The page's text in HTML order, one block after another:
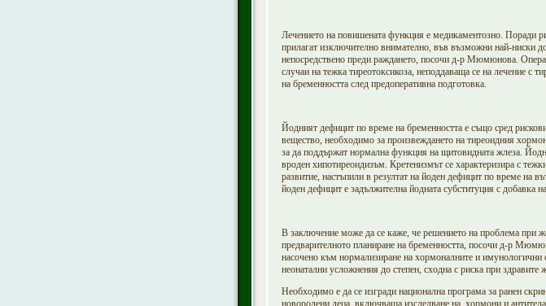
Лечението на повишената функция е медикаментозно. Поради
прилагат изключително внимателно, във възможни най-ниски
непосредствено преди раждането, посочи д-р Мюмюнова.
случаи на тежка тиреотоксикоза, неподдаваща се на лечение с
на бременността след предоперативна подготовка.
Йодният дефицит по време на бременността е също сред
вещество, необходимо за произвеждането на тиреоидния
за да поддържат нормална функция на щитовидната жлеза.
вроден хипотиреоидизъм. Кретенизмът се характеризира с
развитие, настъпили в резултат на йоден дефицит по време на
йоден дефицит е задължителна йодната субституция с добавка
В заключение може да се каже, че решението на проблема при
предварителното планиране на бременността, посочи д-р
насочено към нормализиране на хормоналните и
неонатални усложнения до степен, сходна с риска при здравите
Необходимо е да се изгради национална програма за ранен
новородени деца, включваща изследване на хормони и